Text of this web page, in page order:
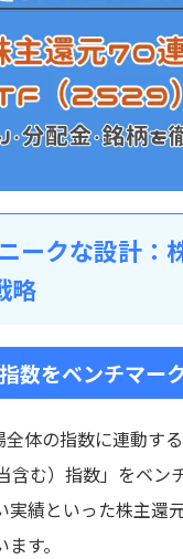
ークな設計：
略
数をベンチマー
全体の指数に連動す
含む）指数」をベン
実績といった株主還
す。